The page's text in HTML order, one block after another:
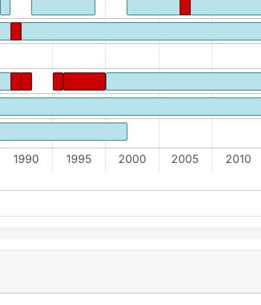
1990 1995 2000 2005 2010